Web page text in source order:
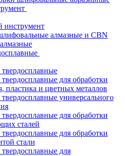
инструмент
алмазные и CBN
для обработки
пластика и цветных металлов
универсального
для обработки
сталей
для обработки
стали
для